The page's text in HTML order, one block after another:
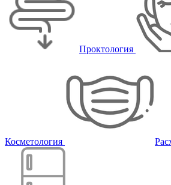
Проктология
Косметология